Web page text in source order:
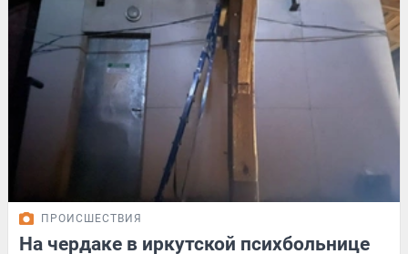
ПРОИСШЕСТВИЯ
На чердаке в иркутской психбольнице